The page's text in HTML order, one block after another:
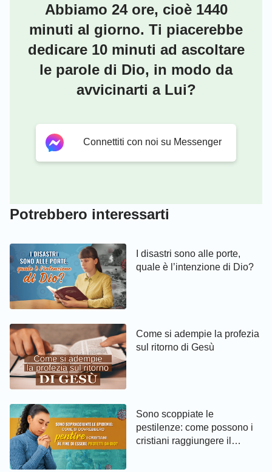
Abbiamo 24 ore, cioè 1440
minuti al giorno. Ti piacerebbe
dedicare 10 minuti ad ascoltare
le parole di Dio, in modo da
avvicinarti a Lui?
Connettiti con noi su Messenger
Potrebbero interessarti
I disastri sono alle porte,
quale è l’intenzione di Dio?
Come si adempie la profezia
sul ritorno di Gesù
Sono scoppiate le
pestilenze: come possono i
cristiani raggiungere il